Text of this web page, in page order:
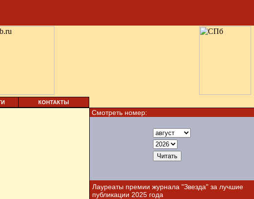
КОНТАКТЫ
Смотреть номер:
Лауреаты премии журнала "Звезда" за лучшие
публикации 2025 года